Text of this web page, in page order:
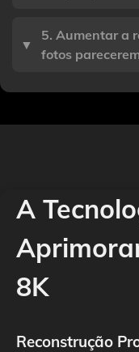
▼
5. Aumentar a
fotos
A
8K
Reconstrução